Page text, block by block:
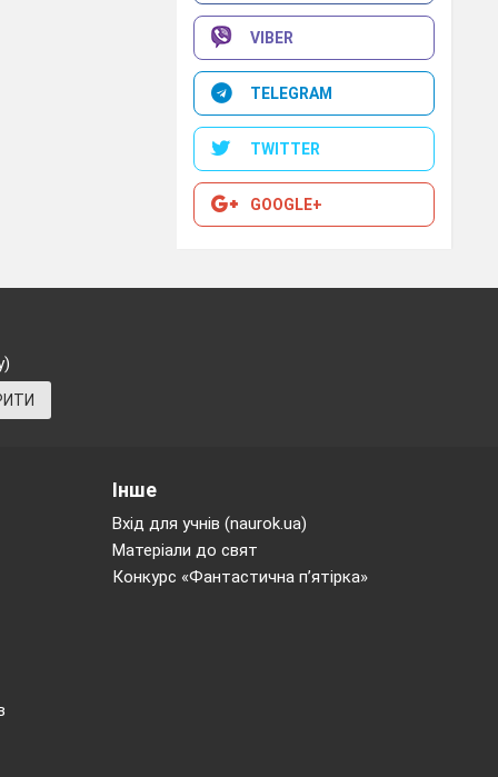
VIBER
TELEGRAM
TWITTER
GOOGLE+
Інше
Вхід для учнів (naurok.ua)
Матеріали до свят
Конкурс «Фантастична п’ятірка»